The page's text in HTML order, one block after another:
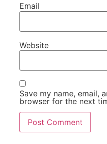
Email
Website
Save my name, email,
browser for the next